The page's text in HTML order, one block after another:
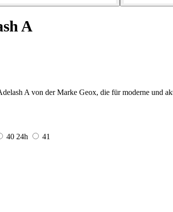
A
A von der Marke Geox, die für moderne und
40 24h
41